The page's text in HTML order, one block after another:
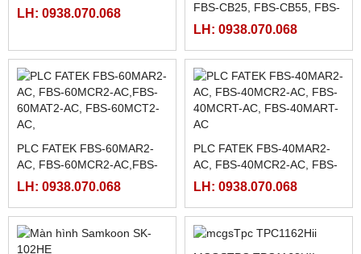
LH: 0938.070.068
HỘP THẮNG TỪ KD-200A
LH: 0938.070.068